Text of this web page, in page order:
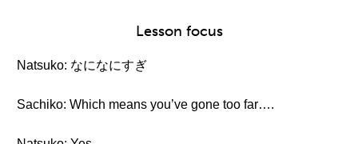
Lesson focus
Natsuko: なになにすぎ
Sachiko: Which means you’ve gone too far….